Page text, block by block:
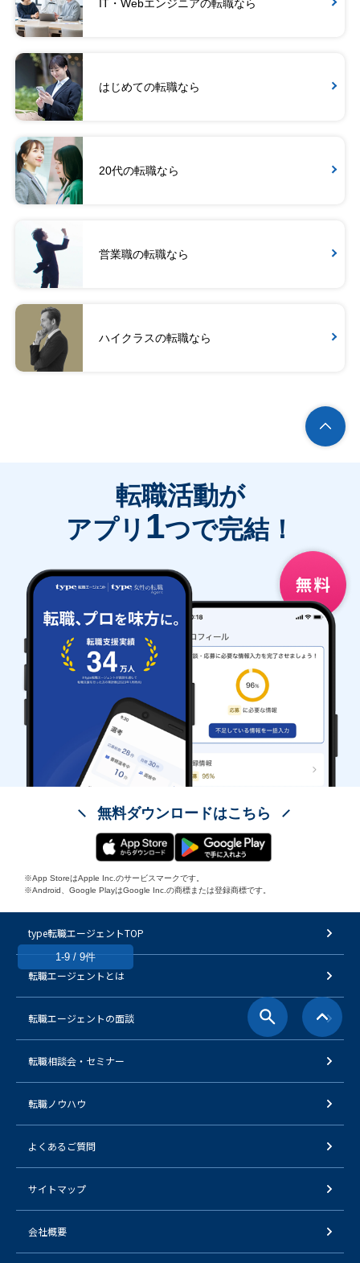
IT・Webエンジニアの転職なら
はじめての転職なら
20代の転職なら
営業職の転職なら
ハイクラスの転職なら
1-9 / 9件
転職活動が
アプリ 1つで完結！
無料ダウンロードはこちら
※App StoreはApple Inc.のサービスマークです。
※Android、Google PlayはGoogle Inc.の商標または登録商標です。
type転職エージェントTOP
転職エージェントとは
転職エージェントの面談
転職相談会・セミナー
転職ノウハウ
よくあるご質問
サイトマップ
会社概要